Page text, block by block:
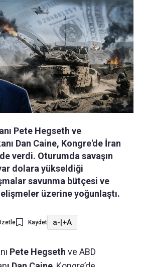
Pete Hegseth ve
Dan Caine, Kongre'de İran
verdi. Oturumda savaşın
dolara yükseldiği
savunma bütçesi ve
üzerine yoğunlaştı.
Kaydet a-|+A
Pete Hegseth ve ABD